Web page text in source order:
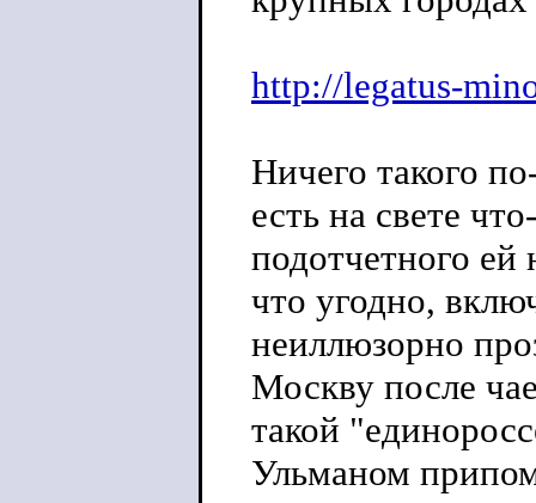
http://legatus-
Ничего такого
есть на свете
подотчетного
что угодно,
неиллюзорно
Москву после
такой
Ульманом